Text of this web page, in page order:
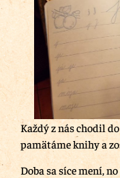
Každý z nás chodil
pamätáme knihy a
Doba sa síce mení,